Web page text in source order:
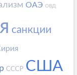
ОАЭ ОВД
санкции
СССР США